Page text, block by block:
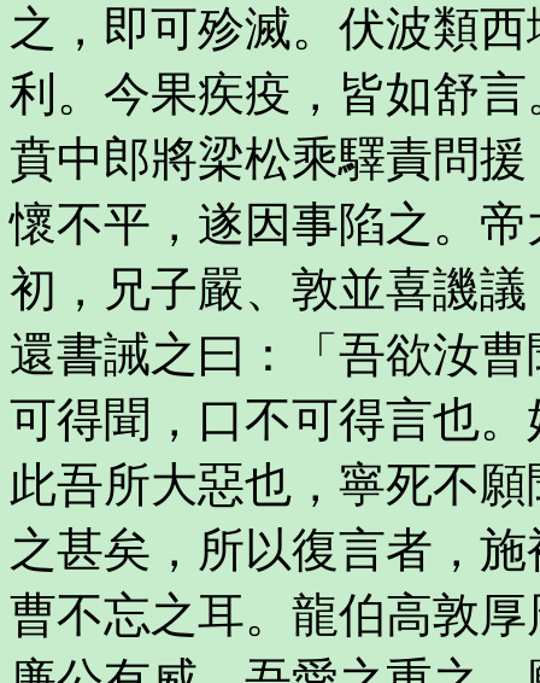
之，即可殄滅。伏波類
利。今果疾疫，皆如舒
賁中郎將梁松乘驛責問
懷不平，遂因事陷之。
初，兄子嚴、敦並喜譏
還書誡之曰：「吾欲汝
可得聞，口不可得言也
此吾所大惡也，寧死不
之甚矣，所以復言者，
曹不忘之耳。龍伯高敦